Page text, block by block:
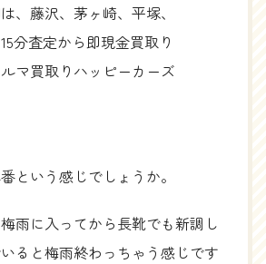
、藤沢、茅ヶ崎、平塚、
分査定から即現金買取り
マ買取りハッピーカーズ
という感じでしょうか。
雨に入ってから長靴でも新調し
ると梅雨終わっちゃう感じです